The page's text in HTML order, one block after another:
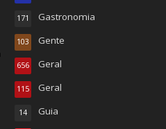
Gastronomia
171
Gente
103
Geral
656
Geral
115
Guia
14